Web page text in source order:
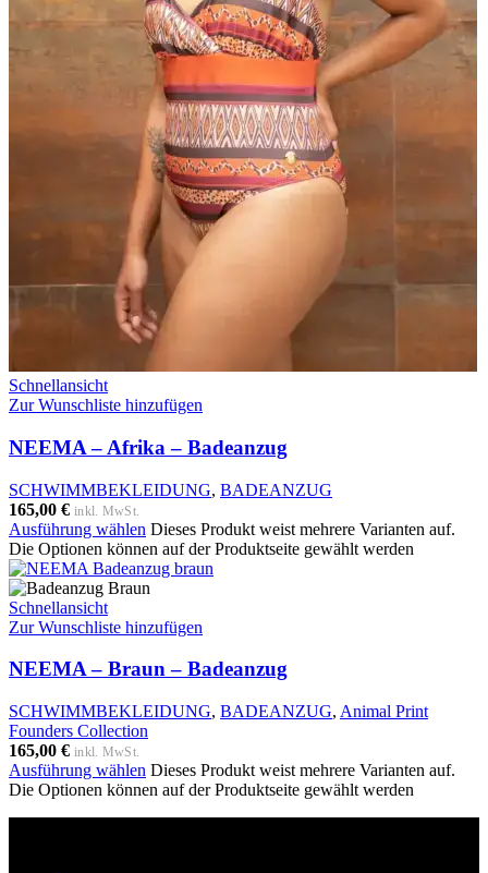
Schnellansicht
Zur Wunschliste hinzufügen
NEEMA – Afrika – Badeanzug
SCHWIMMBEKLEIDUNG, BADEANZUG
165,00 € inkl. MwSt.
Ausführung wählen Dieses Produkt weist mehrere Varianten auf.
Die Optionen können auf der Produktseite gewählt werden
Schnellansicht
Zur Wunschliste hinzufügen
NEEMA – Braun – Badeanzug
SCHWIMMBEKLEIDUNG, BADEANZUG, Animal Print
Founders Collection
165,00 € inkl. MwSt.
Ausführung wählen Dieses Produkt weist mehrere Varianten auf.
Die Optionen können auf der Produktseite gewählt werden